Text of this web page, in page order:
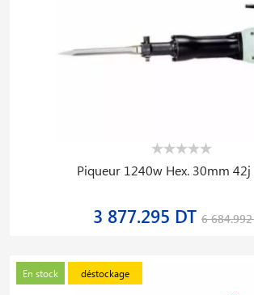
Piqueur 1240w Hex. 30mm 42j
3 877.295 DT 6
En stock déstockage